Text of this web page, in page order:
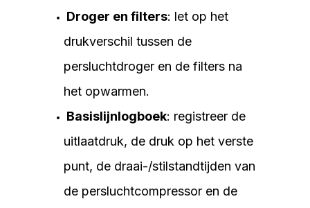
Droger en filters: let op het
drukverschil tussen de
persluchtdroger en de filters na
het opwarmen.
Basislijnlogboek: registreer de
uitlaatdruk, de druk op het verste
punt, de draai-/stilstandtijden van
de persluchtcompressor en de